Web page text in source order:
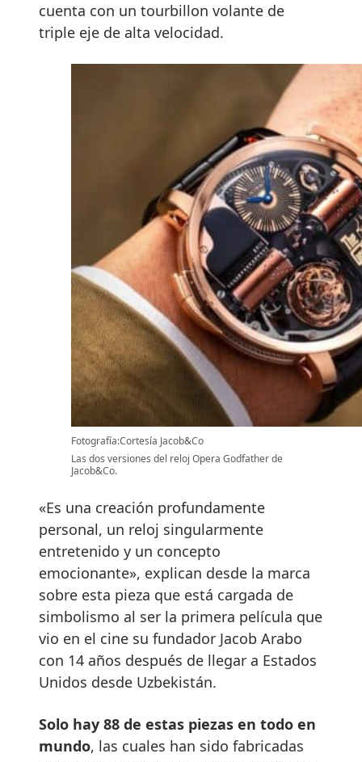
cuenta con un tourbillon volante de
triple eje de alta velocidad.
Fotografía:Cortesía Jacob&Co
Las dos versiones del reloj Opera Godfather de
Jacob&Co.
«Es una creación profundamente
personal, un reloj singularmente
entretenido y un concepto
emocionante», explican desde la marca
sobre esta pieza que está cargada de
simbolismo al ser la primera película que
vio en el cine su fundador Jacob Arabo
con 14 años después de llegar a Estados
Unidos desde Uzbekistán.
Solo hay 88 de estas piezas en todo en
mundo, las cuales han sido fabricadas